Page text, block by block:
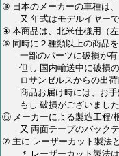
③ 日本のメーカーの車種は
又 年式はモデルイヤーで
④ 本商品は、北米仕様用（
⑤ 同時に２種類以上の商品
一部のパーツに破損が有
但し 国内輸送中に破損の
ロサンゼルスからの出荷
商品お届け時には、お手
もし 破損がございました
⑥ メーカーによる製造工程/
又 両面テープのバックテ
⑦ 主に レーザーカット製法
＊ レーザーカット製法は